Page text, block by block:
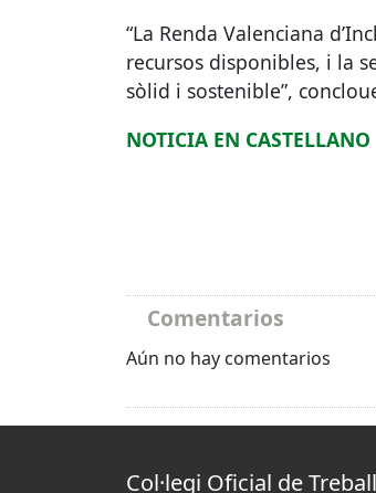
“La Renda Valenciana
recursos disponibles, i la
sòlid i sostenible”,
NOTICIA EN CASTELLANO
Comentarios
Aún no hay comentarios
Col·legi Oficial de